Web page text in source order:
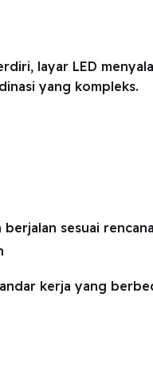
layar LED
yang kompleks.
sesuai rencana
kerja yang